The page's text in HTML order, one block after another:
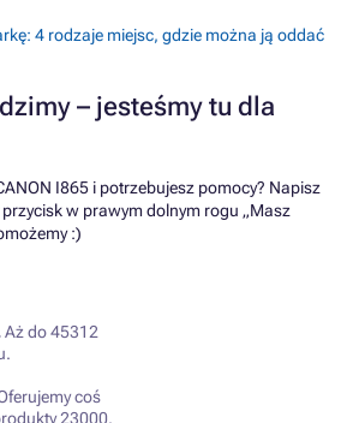
4 rodzaje miejsc, gdzie można ją oddać
– jesteśmy tu dla
I865 i potrzebujesz pomocy? Napisz
w prawym dolnym rogu „Masz
:)
Aż do 45312
coś
23000.